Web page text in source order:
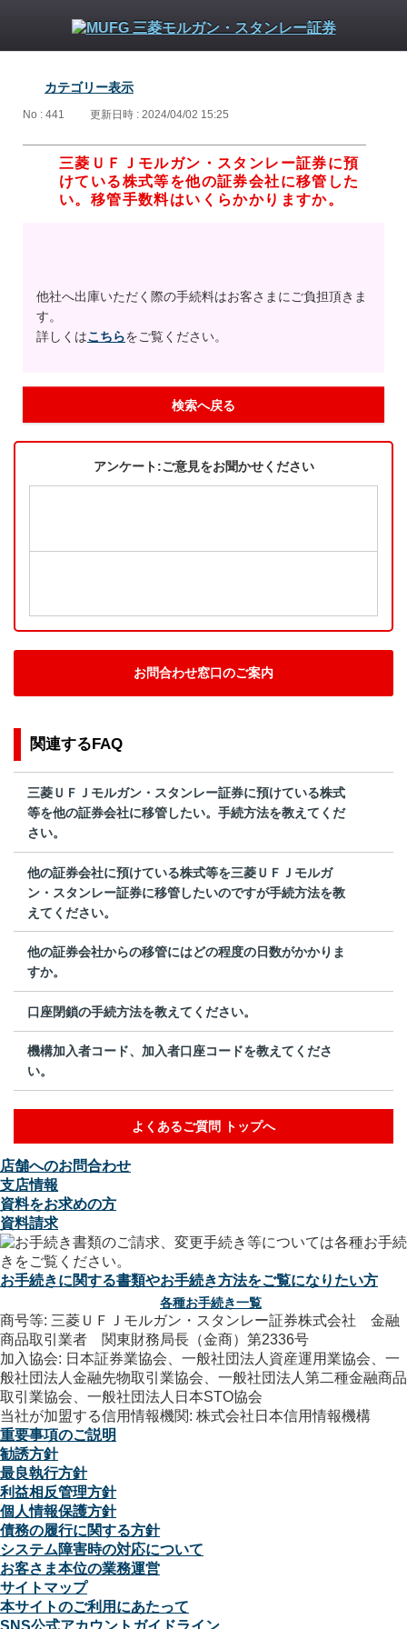
カテゴリー表示
No : 441 更新日時 : 2024/04/02 15:25
三菱ＵＦＪモルガン・スタンレー証券に預
けている株式等を他の証券会社に移管した
い。移管手数料はいくらかかりますか。
他社へ出庫いただく際の手続料はお客さまにご負担頂きま
す。
詳しくはこちらをご覧ください。
検索へ戻る
アンケート:ご意見をお聞かせください
お問合わせ窓口のご案内
関連するFAQ
三菱ＵＦＪモルガン・スタンレー証券に預けている株式
等を他の証券会社に移管したい。手続方法を教えてくだ
さい。
他の証券会社に預けている株式等を三菱ＵＦＪモルガ
ン・スタンレー証券に移管したいのですが手続方法を教
えてください。
他の証券会社からの移管にはどの程度の日数がかかりま
すか。
口座閉鎖の手続方法を教えてください。
機構加入者コード、加入者口座コードを教えてくださ
い。
よくあるご質問 トップへ
店舗へのお問合わせ
支店情報
資料をお求めの方
資料請求
お手続きに関する書類やお手続き方法をご覧になりたい方
各種お手続き一覧
商号等: 三菱ＵＦＪモルガン・スタンレー証券株式会社 金融
商品取引業者 関東財務局長（金商）第2336号
加入協会: 日本証券業協会、一般社団法人資産運用業協会、一
般社団法人金融先物取引業協会、一般社団法人第二種金融商品
取引業協会、一般社団法人日本STO協会
当社が加盟する信用情報機関: 株式会社日本信用情報機構
重要事項のご説明
勧誘方針
最良執行方針
利益相反管理方針
個人情報保護方針
債務の履行に関する方針
システム障害時の対応について
お客さま本位の業務運営
サイトマップ
本サイトのご利用にあたって